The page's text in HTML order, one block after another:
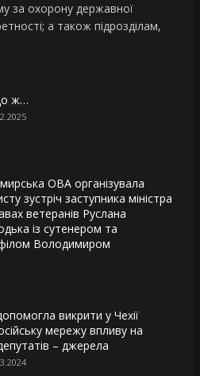
за охорону державної
а також підрозділам,
ж…
ОВА організувала
зустріч заступника міністра
ветеранів Руслана
із сутенером та
Володимиром
викрити у Чехії
мережу впливу на
– джерела